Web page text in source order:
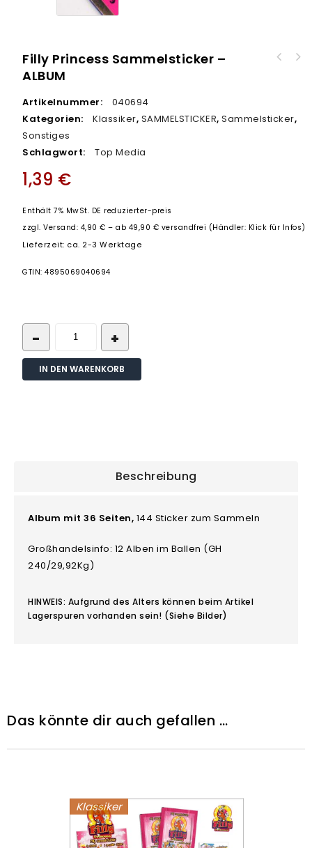
Filly Princess Sammelsticker –
ALBUM
Artikelnummer:
040694
Kategorien:
Klassiker, SAMMELSTICKER,Sammelsticker,
Sonstiges
Schlagwort:
Top Media
1,39 €
Enthält 7% MwSt. DE reduzierter-preis
zzgl.Versand: 4,90 € – ab 49,90 € versandfrei (Händler: Klick für Infos)
Lieferzeit: ca. 2-3 Werktage
GTIN: 4895069040694
IN DEN WARENKORB
Beschreibung
Album mit 36 Seiten, 144 Sticker zum Sammeln
Großhandelsinfo: 12 Alben im Ballen (GH
240/29,92Kg)
HINWEIS: Aufgrund des Alters können beim Artikel
Lagerspuren vorhanden sein! (Siehe Bilder)
Das könnte dir auch gefallen …
Klassiker